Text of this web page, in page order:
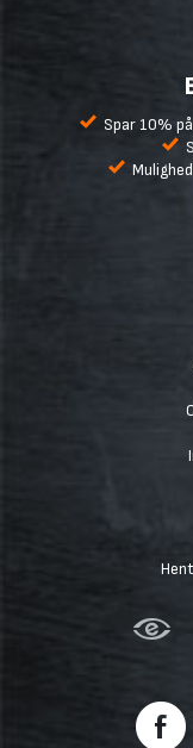
Spar 10%